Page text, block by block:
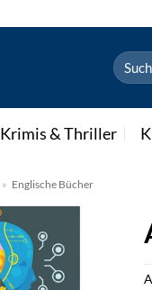
Suchen
nach:
Krimis & Thriller
» Englische Bücher